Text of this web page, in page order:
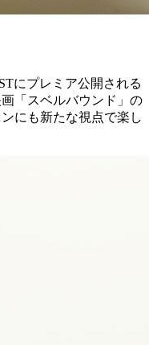
にプレミア公開される
「スベルバウンド」の
にも新たな視点で楽し